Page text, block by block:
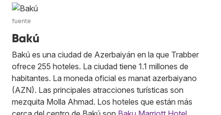
fuente
Bakú
Bakú es una ciudad de Azerbaiyán en la que Trabber
ofrece 255 hoteles. La ciudad tiene 1.1 millones de
habitantes. La moneda oficial es manat azerbaiyano
(AZN). Las principales atracciones turísticas son
mezquita Molla Ahmad. Los hoteles que están más